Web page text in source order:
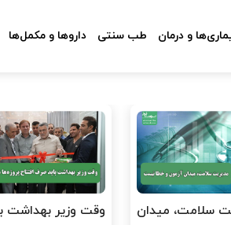
و درمان طب سنتی داروها و مکمل‌ها
سلامت، میدان
وقت وزیر بهداشت